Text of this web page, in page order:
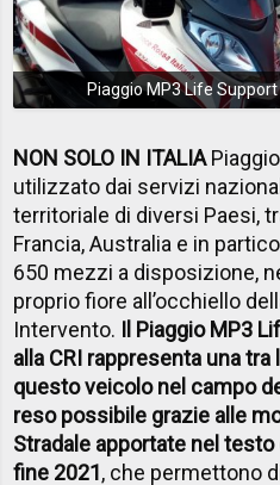
Piaggio MP3 Life
NON SOLO IN ITALIA
utilizzato dai servizi
territoriale di diversi Paesi,
Francia, Australia e in
650 mezzi a disposizione,
proprio fiore all’occhiello
Intervento. Il Piaggio MP3
alla CRI rappresenta una
questo veicolo nel campo
reso possibile grazie alle
Stradale apportate nel
fine 2021, che permettono